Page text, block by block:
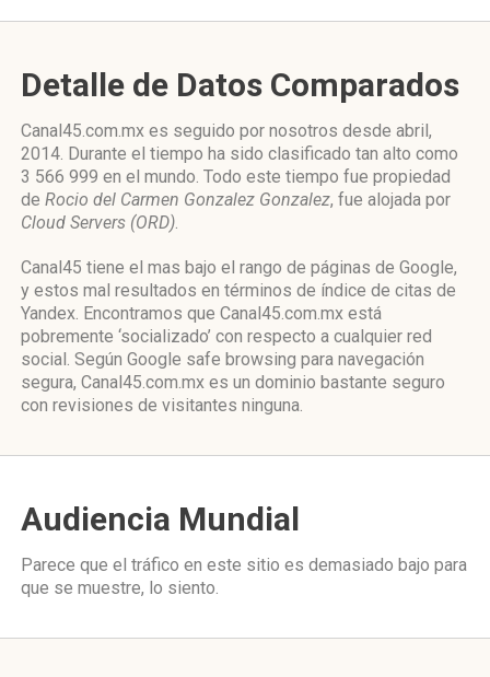
Detalle de Datos Comparados
Canal45.com.mx es seguido por nosotros desde abril,
2014. Durante el tiempo ha sido clasificado tan alto como
3 566 999 en el mundo. Todo este tiempo fue propiedad
de Rocio del Carmen Gonzalez Gonzalez, fue alojada por
Cloud Servers (ORD).
Canal45 tiene el mas bajo el rango de páginas de Google,
y estos mal resultados en términos de índice de citas de
Yandex. Encontramos que Canal45.com.mx está
pobremente ‘socializado’ con respecto a cualquier red
social. Según Google safe browsing para navegación
segura, Canal45.com.mx es un dominio bastante seguro
con revisiones de visitantes ninguna.
Audiencia Mundial
Parece que el tráfico en este sitio es demasiado bajo para
que se muestre, lo siento.